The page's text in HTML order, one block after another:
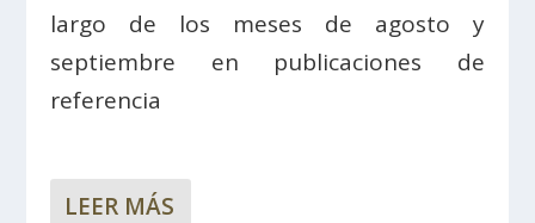
largo de los meses de agosto y
septiembre en publicaciones de
referencia
LEER MÁS